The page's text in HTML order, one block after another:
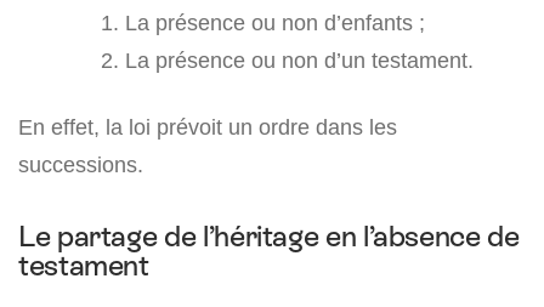
La présence ou non d’enfants ;
La présence ou non d’un testament.
En effet, la loi prévoit un ordre dans les
successions.
Le partage de l’héritage en l’absence de
testament